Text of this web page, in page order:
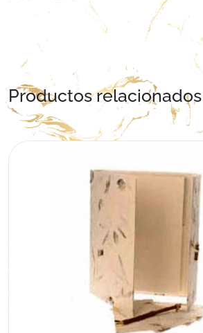
Productos relacionados